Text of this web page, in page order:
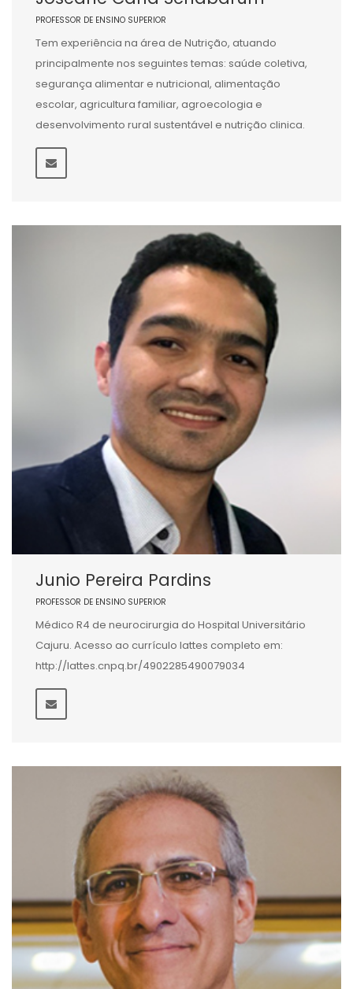
PROFESSOR DE ENSINO SUPERIOR
Tem experiência na área de Nutrição, atuando
principalmente nos seguintes temas: saúde coletiva,
segurança alimentar e nutricional, alimentação
escolar, agricultura familiar, agroecologia e
desenvolvimento rural sustentável e nutrição clinica.
Junio Pereira Pardins
PROFESSOR DE ENSINO SUPERIOR
Médico R4 de neurocirurgia do Hospital Universitário
Cajuru. Acesso ao currículo lattes completo em:
http://lattes.cnpq.br/4902285490079034